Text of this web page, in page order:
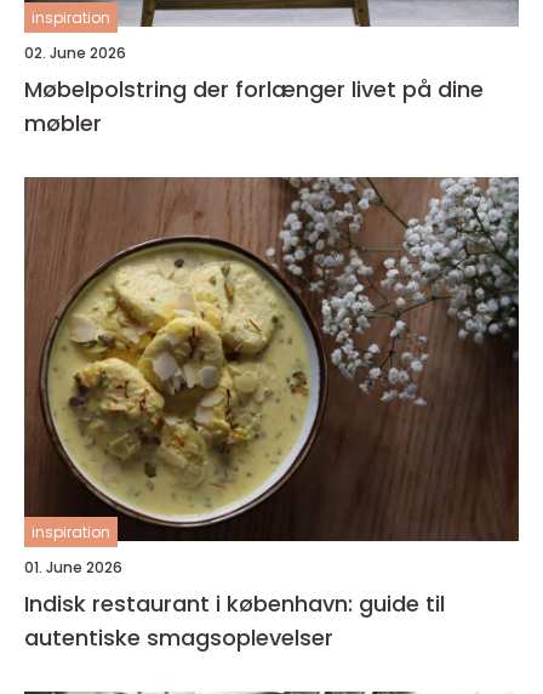
inspiration
02. June 2026
Møbelpolstring der forlænger livet på dine
møbler
inspiration
01. June 2026
Indisk restaurant i københavn: guide til
autentiske smagsoplevelser